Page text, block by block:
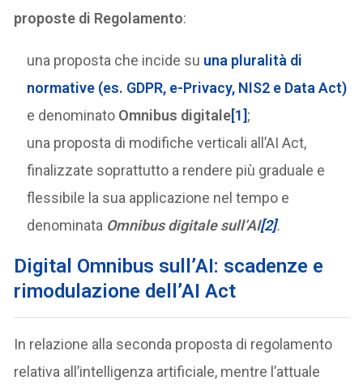
proposte di Regolamento:
una proposta che incide su una pluralità di
normative (es. GDPR, e-Privacy, NIS2 e Data Act)
e denominato Omnibus digitale[1];
una proposta di modifiche verticali all’AI Act,
finalizzate soprattutto a rendere più graduale e
flessibile la sua applicazione nel tempo e
denominata Omnibus digitale sull’AI[2].
Digital Omnibus sull’AI: scadenze e
rimodulazione dell’AI Act
In relazione alla seconda proposta di regolamento
relativa all’intelligenza artificiale, mentre l’attuale